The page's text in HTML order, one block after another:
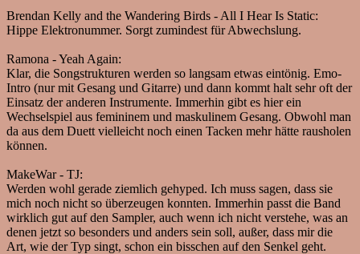
Brendan Kelly and the Wandering Birds - All I Hear Is Static:
Hippe Elektronummer. Sorgt zumindest für Abwechslung.
Ramona - Yeah Again:
Klar, die Songstrukturen werden so langsam etwas eintönig. Emo-
Intro (nur mit Gesang und Gitarre) und dann kommt halt sehr oft der
Einsatz der anderen Instrumente. Immerhin gibt es hier ein
Wechselspiel aus femininem und maskulinem Gesang. Obwohl man
da aus dem Duett vielleicht noch einen Tacken mehr hätte rausholen
können.
MakeWar - TJ:
Werden wohl gerade ziemlich gehyped. Ich muss sagen, dass sie
mich noch nicht so überzeugen konnten. Immerhin passt die Band
wirklich gut auf den Sampler, auch wenn ich nicht verstehe, was an
denen jetzt so besonders und anders sein soll, außer, dass mir die
Art, wie der Typ singt, schon ein bisschen auf den Senkel geht.